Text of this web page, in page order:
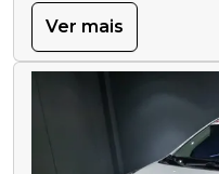
Ver mais